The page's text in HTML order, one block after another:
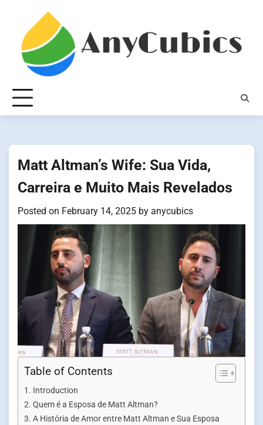
content
Matt Altman’s Wife: Sua Vida,
Carreira e Muito Mais Revelados
Posted on February 14, 2025 by anycubics
Table of Contents
Introduction
Quem é a Esposa de Matt Altman?
A História de Amor entre Matt Altman e Sua Esposa